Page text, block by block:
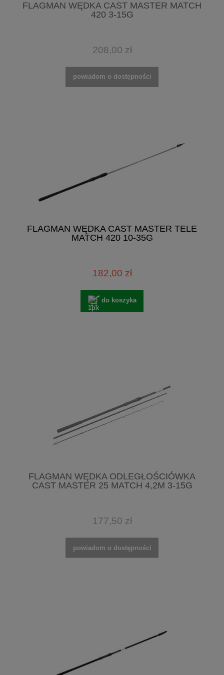
FLAGMAN WĘDKA CAST MASTER MATCH
420 3-15G
208,00 zł
powiadom o dostępności
FLAGMAN WĘDKA CAST MASTER TELE
MATCH 420 10-35G
182,00 zł
do koszyka
FLAGMAN WĘDKA ODLEGŁOŚCIÓWKA
CAST MASTER 25 MATCH 4,2M 3-15G
177,50 zł
powiadom o dostępności